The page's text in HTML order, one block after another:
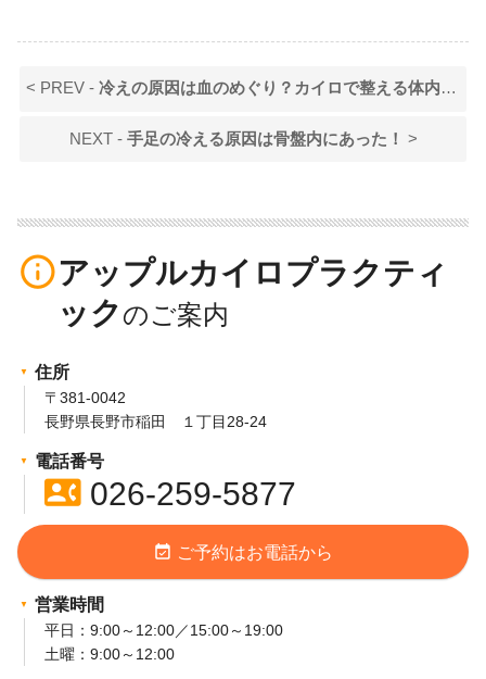
< PREV -冷えの原因は血のめぐり？カイロで整える体内循環のはなし
NEXT - 手足の冷える原因は骨盤内にあった！ >
info_outlineアップルカイロプラクティ
ック
住所
〒381-0042
長野県長野市稲田 １丁目28-24
電話番号
contact_phone026-259-5877
event_available ご予約はお電話から
営業時間
平日：9:00～12:00／15:00～19:00
土曜：9:00～12:00